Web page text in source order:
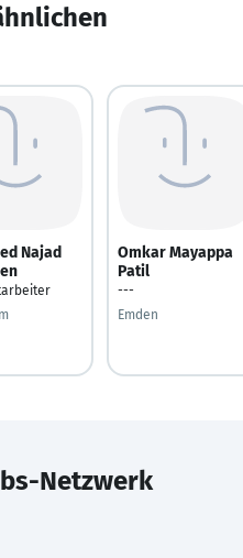
Najad
Omkar Mayappa
Patil
---
Emden
Netzwerk